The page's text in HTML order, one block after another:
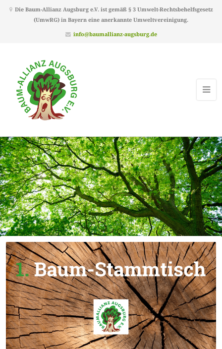
Die Baum-Allianz Augsburg e.V. ist gemäß § 3 Umwelt-Rechtsbehelfsgesetz
(UmwRG) in Bayern eine anerkannte Umweltvereinigung.
info@baumallianz-augsburg.de